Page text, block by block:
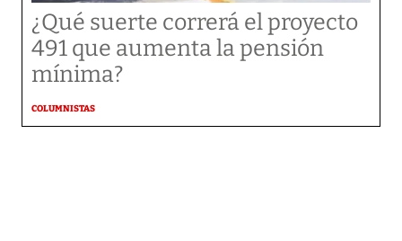
¿Qué suerte correrá el proyecto
491 que aumenta la pensión
mínima?
COLUMNISTAS